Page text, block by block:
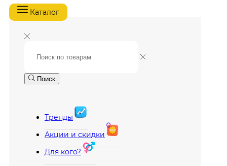
Каталог
Поиск
Тренды
Акции и скидки
Для кого?